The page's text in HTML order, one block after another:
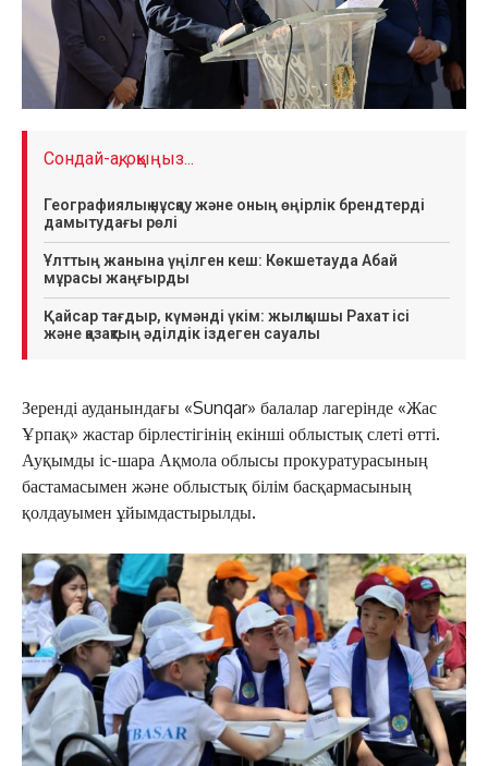
Сондай-ақ, оқыңыз...
Географиялық нұсқау және оның өңірлік брендтерді
дамытудағы рөлі
Ұлттың жанына үңілген кеш: Көкшетауда Абай
мұрасы жаңғырды
Қайсар тағдыр, күмәнді үкім: жылқышы Рахат ісі
және қазақтың әділдік іздеген сауалы
Зеренді ауданындағы «Sunqar» балалар лагерінде «Жас
Ұрпақ» жастар бірлестігінің екінші облыстық слеті өтті.
Ауқымды іс-шара Ақмола облысы прокуратурасының
бастамасымен және облыстық білім басқармасының
қолдауымен ұйымдастырылды.